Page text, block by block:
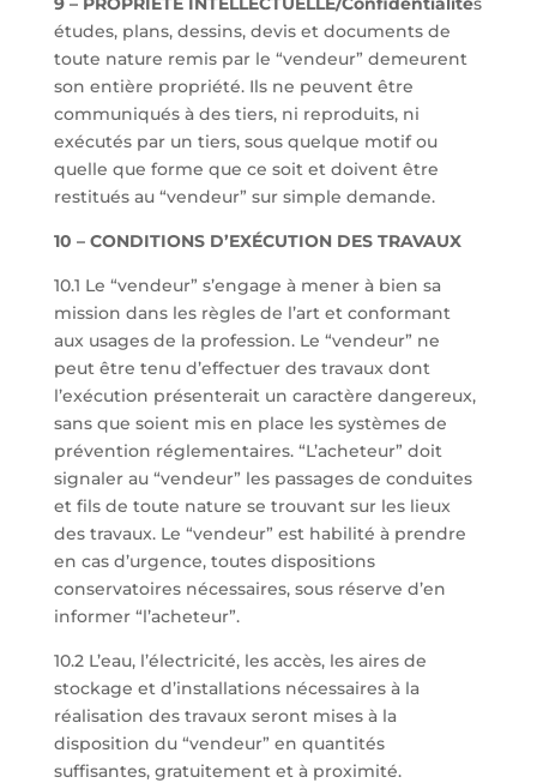
études, plans, dessins, devis et documents de
toute nature remis par le “vendeur” demeurent
son entière propriété. Ils ne peuvent être
communiqués à des tiers, ni reproduits, ni
exécutés par un tiers, sous quelque motif ou
quelle que forme que ce soit et doivent être
restitués au “vendeur” sur simple demande.
10 – CONDITIONS D’EXÉCUTION DES TRAVAUX
10.1 Le “vendeur” s’engage à mener à bien sa
mission dans les règles de l’art et conformant
aux usages de la profession. Le “vendeur” ne
peut être tenu d’effectuer des travaux dont
l’exécution présenterait un caractère dangereux,
sans que soient mis en place les systèmes de
prévention réglementaires. “L’acheteur” doit
signaler au “vendeur” les passages de conduites
et fils de toute nature se trouvant sur les lieux
des travaux. Le “vendeur” est habilité à prendre
en cas d’urgence, toutes dispositions
conservatoires nécessaires, sous réserve d’en
informer “l’acheteur”.
10.2 L’eau, l’électricité, les accès, les aires de
stockage et d’installations nécessaires à la
réalisation des travaux seront mises à la
disposition du “vendeur” en quantités
suffisantes, gratuitement et à proximité.